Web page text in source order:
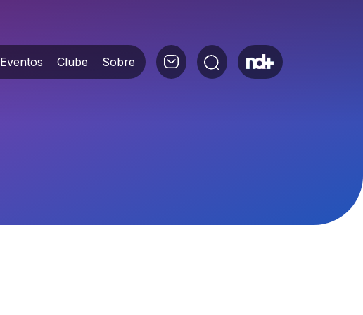
Eventos Clube Sobre